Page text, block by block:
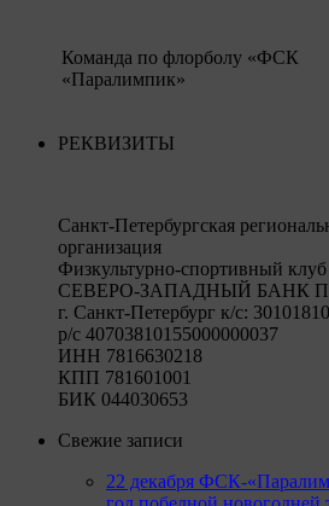
Команда по флорболу «ФСК
«Паралимпик»
РЕКВИЗИТЫ
Санкт-Петербургская
организация
Физкультурно-спортивный
СЕВЕРО-ЗАПАДНЫЙ БАНК
г. Санкт-Петербург к/c:
р/c 40703810155000000037
ИНН 7816630218
КПП 781601001
БИК 044030653
Свежие записи
22 декабря ФСК-